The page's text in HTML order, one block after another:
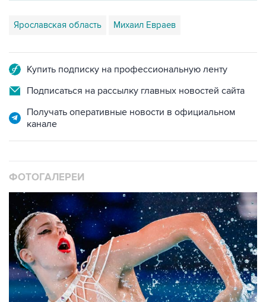
Ярославская область Михаил Евраев
Купить подписку на профессиональную ленту
Подписаться на рассылку главных новостей сайта
Получать оперативные новости в официальном
канале
ФОТОГАЛЕРЕИ